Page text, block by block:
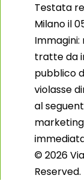
Testata
Milano il
tratte da
pubblico
violasse
al
© 2026
Reserved.